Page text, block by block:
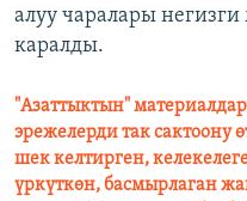
алуу чаралары
каралды.
"Азаттыктын"
эрежелерди так сактоону
шек келтирген,
үркүткөн, басмырлаган